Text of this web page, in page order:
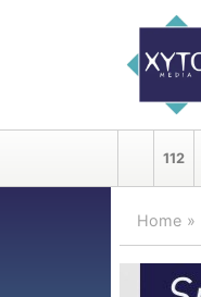
112
Home